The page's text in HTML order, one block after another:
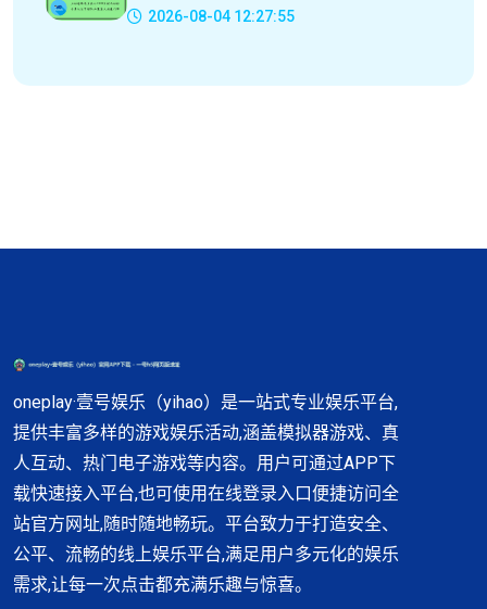
2026-08-04 12:27:55
oneplay·壹号娱乐（yihao）是一站式专业娱乐平台,
提供丰富多样的游戏娱乐活动,涵盖模拟器游戏、真
人互动、热门电子游戏等内容。用户可通过APP下
载快速接入平台,也可使用在线登录入口便捷访问全
站官方网址,随时随地畅玩。平台致力于打造安全、
公平、流畅的线上娱乐平台,满足用户多元化的娱乐
需求,让每一次点击都充满乐趣与惊喜。